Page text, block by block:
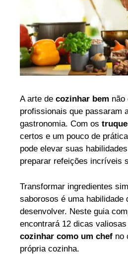
A arte de cozinhar bem não
profissionais que passaram
gastronomia. Com os
certos e um pouco de
pode elevar suas habilidades
preparar refeições incríveis
Transformar ingredientes
saborosos é uma habilidade
desenvolver. Neste guia
encontrará 12 dicas
cozinhar como um chef no
própria cozinha.